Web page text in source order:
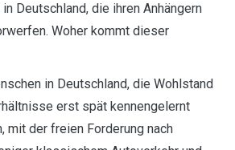
Deutschland, die ihren Anhängern
Woher kommt dieser
in Deutschland, die Wohlstand
erst spät kennengelernt
mit der freien Forderung nach